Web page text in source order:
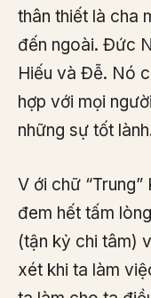
thân thiết là cha
đến ngoài. Đức
Hiếu và Đễ. Nó
hợp với mọi
những sự tốt
V ới chữ
đem hết tấm
(tận kỷ chi tâm)
xét khi ta làm